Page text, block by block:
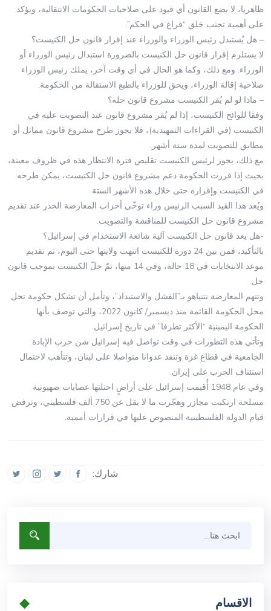
ظاهريا، لا يضع القانون أي قيود على صلاحيات الحكومات الانتقالية، ويؤكد
على أهمية تجنب خلق “فراغ في الحكم”.
– هل يُستبدل رئيس الوزراء والوزراء عند إقرار قانون حل الكنيست؟
لا يستلزم إقرار قانون حل الكنيست بالضرورة استبدال رئيس الوزراء أو
الوزراء. ومع ذلك، وكما هو الحال في أي وقت آخر، يملك رئيس الوزراء
صلاحية إقالة الوزراء، ويحق للوزراء بالطبع الاستقالة من الحكومة.
– ماذا لو لم يُقر الكنيست مشروع قانون حله؟
وفقا للوائح الكنيست، إذا لم يُقر مشروع قانون عند التصويت عليه في
الكنيست (في القراءات التمهيدية)، فلا يجوز طرح مشروع قانون مماثل أو
مطابق للتصويت لمدة ستة أشهر.
مع ذلك، يجوز لرئيس الكنيست تقليص فترة الانتظار هذه في ظروف معينة،
بحيث إذا قررت الحكومة دعم مشروع قانون حل الكنيست، يمكن طرحه
في الكنيست وإقراره حتى خلال هذه الأشهر الستة.
ويُعد هذا القيد السبب الرئيس وراء توخّي أحزاب المعارضة الحذر عند تقديم
مشروع قانون حل الكنيست للمناقشة والتصويت.
-هل يعد قانون حل الكنيست آلية شائعة الاستخدام في إسرائيل؟
بالتأكيد، فمن بين 24 دورة للكنيست انتهت ولايتها حتى اليوم، تم تقديم
موعد الانتخابات في 18 حالة، وفي 14 منها، تمّ حلّ الكنيست بموجب قانون
حل.
وتتهم المعارضة نتنياهو بـ”الفشل والاستبداد”، وتأمل أن تشكل حكومة تحل
محل الحكومة القائمة منذ ديسمبر/ كانون 2022، والتي توصف بأنها
الحكومة اليمينية “الأكثر تطرفا” في تاريخ إسرائيل.
وتأتي هذه التطورات في وقت تواصل فيه إسرائيل شن حرب الإبادة
الجامعية في قطاع غزة وتنفذ عدوانا متواصلا على لبنان، وتتأهب لاحتمال
استئناف الحرب على إيران.
وفي عام 1948 أُقيمت إسرائيل على أراضٍ احتلتها عصابات صهيونية
مسلحة ارتكبت مجازر وهجّرت ما لا يقل عن 750 ألف فلسطيني، وترفض
قيام الدولة الفلسطينية المنصوص عليها في قرارات أممية.
شارك:
الاقسام